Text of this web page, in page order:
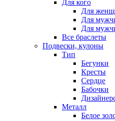
Для кого
Для
Для
Для
Все браслеты
Подвески, кулоны
Тип
Бегунки
Кресты
Сердце
Бабочки
Металл
Белое